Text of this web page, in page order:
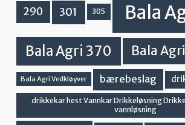
290 301 305 Bala
Bala Agri 370 Bala
Bala Agri Vedkløyver bærebeslag
drikkekar hest Vannkar Drikkeløsning
vannløsning